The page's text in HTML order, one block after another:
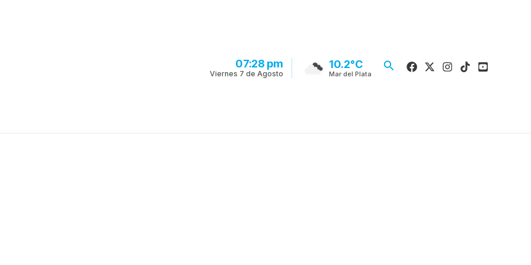
07:28 pm
Viernes 7 de Agosto
10.2°C
Mar del Plata
Buscar